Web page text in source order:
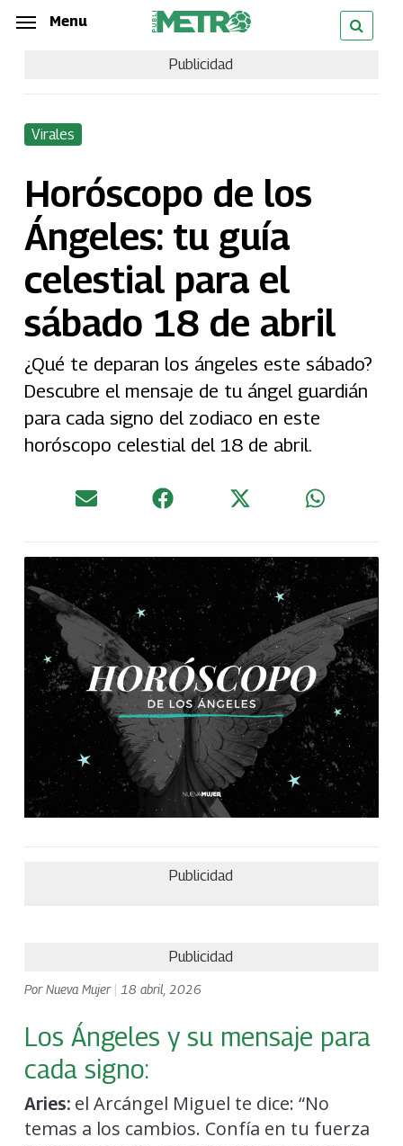
Skip
content
Menu
Publicidad
Virales
Horóscopo de los
Ángeles: tu guía
celestial para el
sábado 18 de abril
¿Qué te deparan los ángeles este sábado?
Descubre el mensaje de tu ángel guardián
para cada signo del zodiaco en este
horóscopo celestial del 18 de abril.
Publicidad
Publicidad
PorNueva Mujer 18 abril, 2026
Los Ángeles y su mensaje para
cada signo:
Aries:el Arcángel Miguel te dice: “No
temas a los cambios. Confía en tu fuerza
Menu